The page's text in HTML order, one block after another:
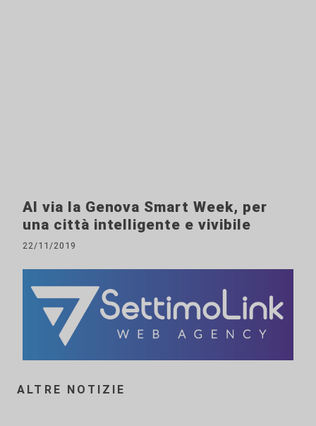
Al via la Genova Smart Week, per
una città intelligente e vivibile
22/11/2019
ALTRE NOTIZIE